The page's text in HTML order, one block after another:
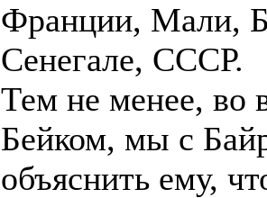
количества
потенциала,
всех видов
бы количество
стоклетки. Он со